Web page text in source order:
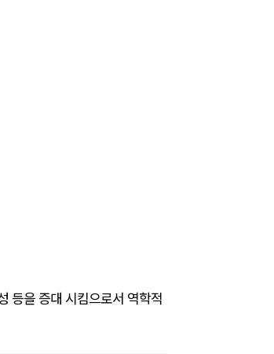
등을 증대 시킴으로서 역학적